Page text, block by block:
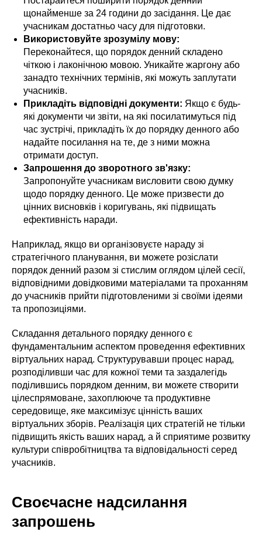
щонайменше за 24 години до засідання. Це дає
учасникам достатньо часу для підготовки.
Використовуйте зрозумілу мову:
Переконайтеся, що порядок денний складено
чіткою і лаконічною мовою. Уникайте жаргону або
занадто технічних термінів, які можуть заплутати
учасників.
Прикладіть відповідні документи: Якщо є будь-
які документи чи звіти, на які посилатимуться під
час зустрічі, прикладіть їх до порядку денного або
надайте посилання на те, де з ними можна
отримати доступ.
Запрошення до зворотного зв'язку:
Запропонуйте учасникам висловити свою думку
щодо порядку денного. Це може призвести до
цінних висновків і коригувань, які підвищать
ефективність наради.
Наприклад, якщо ви організовуєте нараду зі
стратегічного планування, ви можете розіслати
порядок денний разом зі стислим оглядом цілей сесії,
відповідними довідковими матеріалами та проханням
до учасників прийти підготовленими зі своїми ідеями
та пропозиціями.
Складання детального порядку денного є
фундаментальним аспектом проведення ефективних
віртуальних нарад. Структурувавши процес нарад,
розподіливши час для кожної теми та заздалегідь
поділившись порядком денним, ви можете створити
цілеспрямоване, захоплююче та продуктивне
середовище, яке максимізує цінність ваших
віртуальних зборів. Реалізація цих стратегій не тільки
підвищить якість ваших нарад, а й сприятиме розвитку
культури співробітництва та відповідальності серед
учасників.
Своєчасне надсилання
запрошень